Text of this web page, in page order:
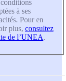
à ses
Pour en
plus, consultez
de l’UNEA.